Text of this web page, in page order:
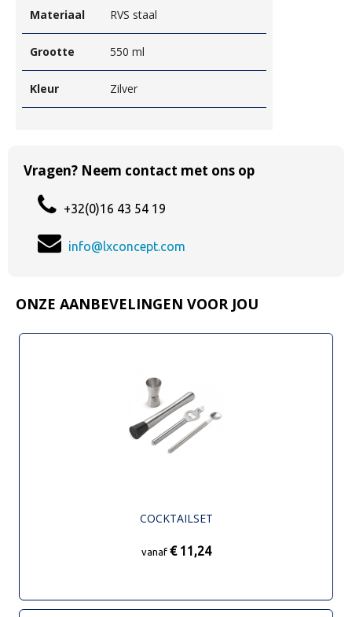
Materiaal RVS staal
Grootte 550 ml
Kleur Zilver
Vragen? Neem contact met ons op
+32(0)16 43 54 19
info@lxconcept.com
ONZE AANBEVELINGEN VOOR JOU
COCKTAILSET
vanaf € 11,24